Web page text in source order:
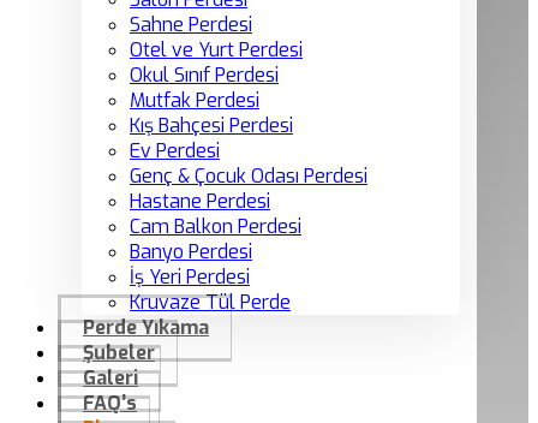
Sahne Perdesi
Otel ve Yurt Perdesi
Okul Sınıf Perdesi
Mutfak Perdesi
Kış Bahçesi Perdesi
Ev Perdesi
Genç & Çocuk Odası Perdesi
Hastane Perdesi
Cam Balkon Perdesi
Banyo Perdesi
İş Yeri Perdesi
Kruvaze Tül Perde
Perde Yıkama
Şubeler
Galeri
FAQ’s